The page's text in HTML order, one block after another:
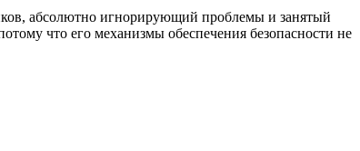
абсолютно игнорирующий проблемы и занятый
что его механизмы обеспечения безопасности не